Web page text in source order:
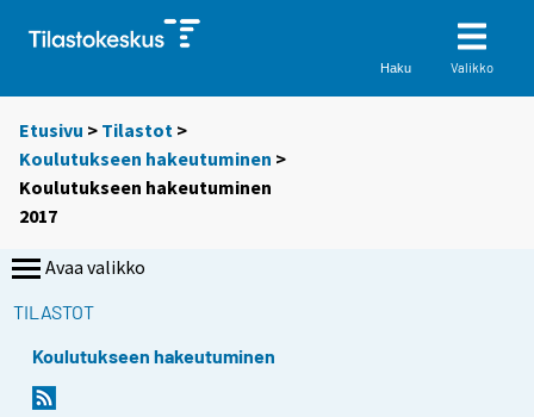
Haku Valikko
Etusivu > Tilastot >
Koulutukseen hakeutuminen >
Koulutukseen hakeutuminen
2017
Avaa valikko
TILASTOT
Koulutukseen hakeutuminen